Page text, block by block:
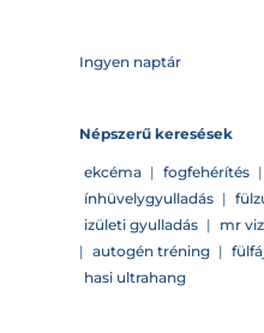
Ingyen naptár
Népszerű keresések
ekcéma | fogfehérítés |
ínhüvelygyulladás |
izületi gyulladás | mr
| autogén tréning |
hasi ultrahang